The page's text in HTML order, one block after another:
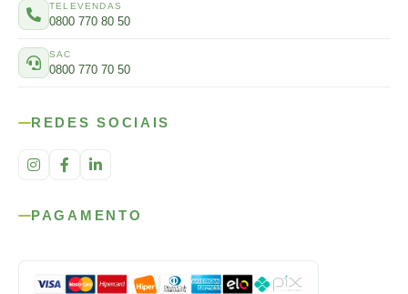
TELEVENDAS
0800 770 80 50
SAC
0800 770 70 50
REDES SOCIAIS
PAGAMENTO